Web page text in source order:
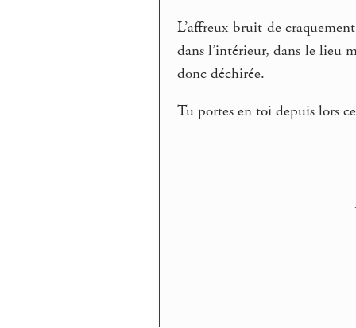
L’affreux bruit de
dans l’intérieur, dans le lieu
donc déchirée.
Tu portes en toi depuis lors